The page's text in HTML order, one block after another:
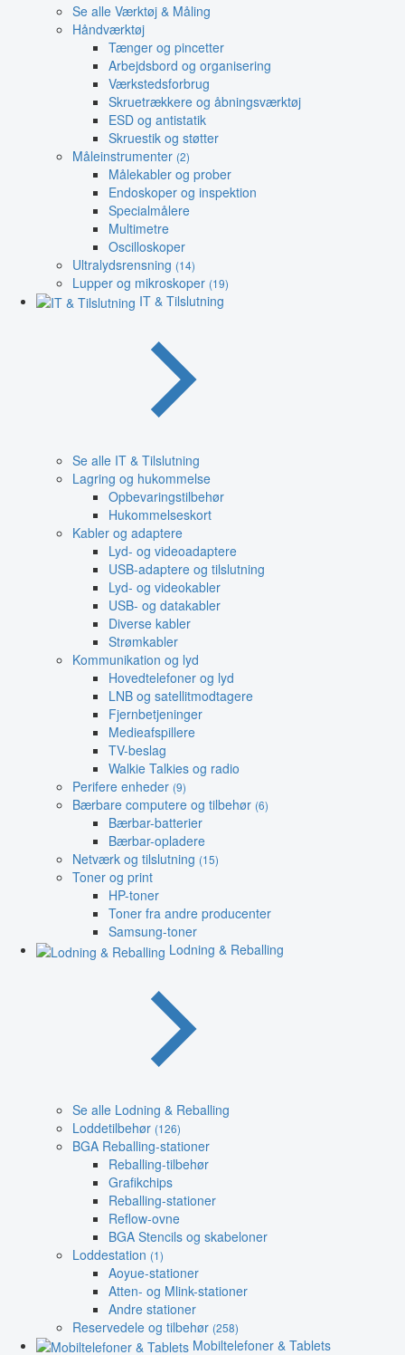
Se alle Værktøj & Måling
Håndværktøj
Tænger og pincetter
Arbejdsbord og organisering
Værkstedsforbrug
Skruetrækkere og åbningsværktøj
ESD og antistatik
Skruestik og støtter
Måleinstrumenter (2)
Målekabler og prober
Endoskoper og inspektion
Specialmålere
Multimetre
Oscilloskoper
Ultralydsrensning (14)
Lupper og mikroskoper (19)
IT & Tilslutning
Se alle IT & Tilslutning
Lagring og hukommelse
Opbevaringstilbehør
Hukommelseskort
Kabler og adaptere
Lyd- og videoadaptere
USB-adaptere og tilslutning
Lyd- og videokabler
USB- og datakabler
Diverse kabler
Strømkabler
Kommunikation og lyd
Hovedtelefoner og lyd
LNB og satellitmodtagere
Fjernbetjeninger
Medieafspillere
TV-beslag
Walkie Talkies og radio
Perifere enheder (9)
Bærbare computere og tilbehør (6)
Bærbar-batterier
Bærbar-opladere
Netværk og tilslutning (15)
Toner og print
HP-toner
Toner fra andre producenter
Samsung-toner
Lodning & Reballing
Se alle Lodning & Reballing
Loddetilbehør (126)
BGA Reballing-stationer
Reballing-tilbehør
Grafikchips
Reballing-stationer
Reflow-ovne
BGA Stencils og skabeloner
Loddestation (1)
Aoyue-stationer
Atten- og Mlink-stationer
Andre stationer
Reservedele og tilbehør (258)
Mobiltelefoner & Tablets